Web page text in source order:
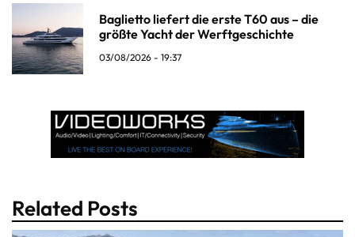
Baglietto liefert die erste T60 aus – die
größte Yacht der Werftgeschichte
03/08/2026 - 19:37
Related Posts